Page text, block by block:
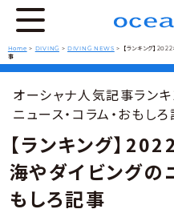
Home > DIVING >DIVING NEWS >
【ランキング】
事
オーシャナ人気記事ラン
ニュース・コラム・おもし
【ランキング】
海やダイビングの
もしろ記事